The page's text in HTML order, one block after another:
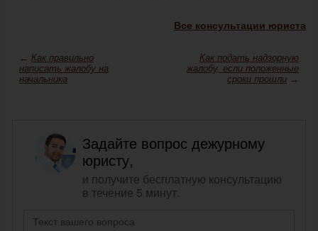
Все консультации юриста
← Как правильно
написать жалобу на
начальника
Как подать надзорную
жалобу, если положенные
сроки прошли →
Задайте вопрос дежурному
юристу,
и получите бесплатную консультацию
в течение 5 минут.